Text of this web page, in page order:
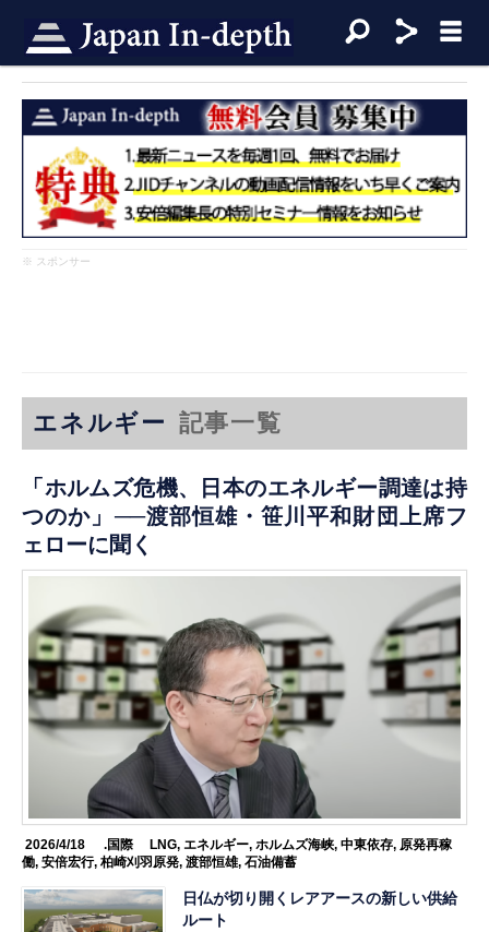
※ スポンサー
エネルギー 記事一覧
「ホルムズ危機、日本のエネルギー調達は持
つのか」──渡部恒雄・笹川平和財団上席フ
ェローに聞く
2026/4/18 .国際 LNG, エネルギー, ホルムズ海峡, 中東依存, 原発再稼
働,安倍宏行,柏崎刈羽原発,渡部恒雄,石油備蓄
日仏が切り開くレアアースの新しい供給
ルート